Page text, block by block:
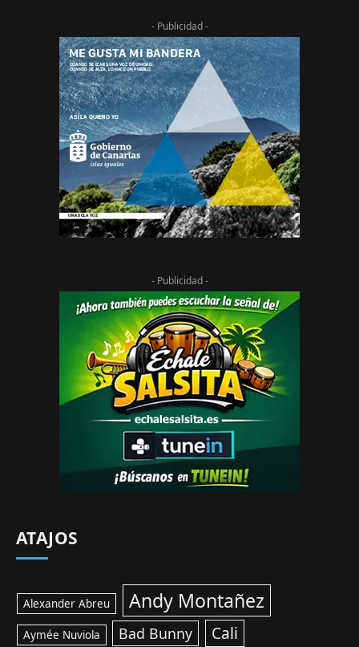
- Publicidad -
- Publicidad -
ATAJOS
Alexander Abreu Andy Montañez
Aymée Nuviola Bad Bunny Cali